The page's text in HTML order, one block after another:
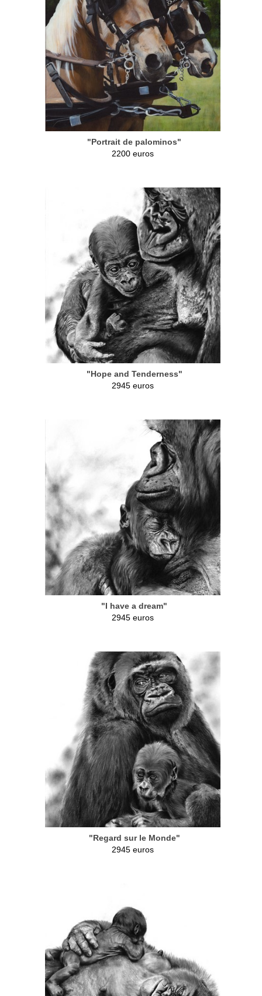
"Portrait de palominos"
2200 euros
"Hope and Tenderness"
2945 euros
"I have a dream"
2945 euros
"Regard sur le Monde"
2945 euros